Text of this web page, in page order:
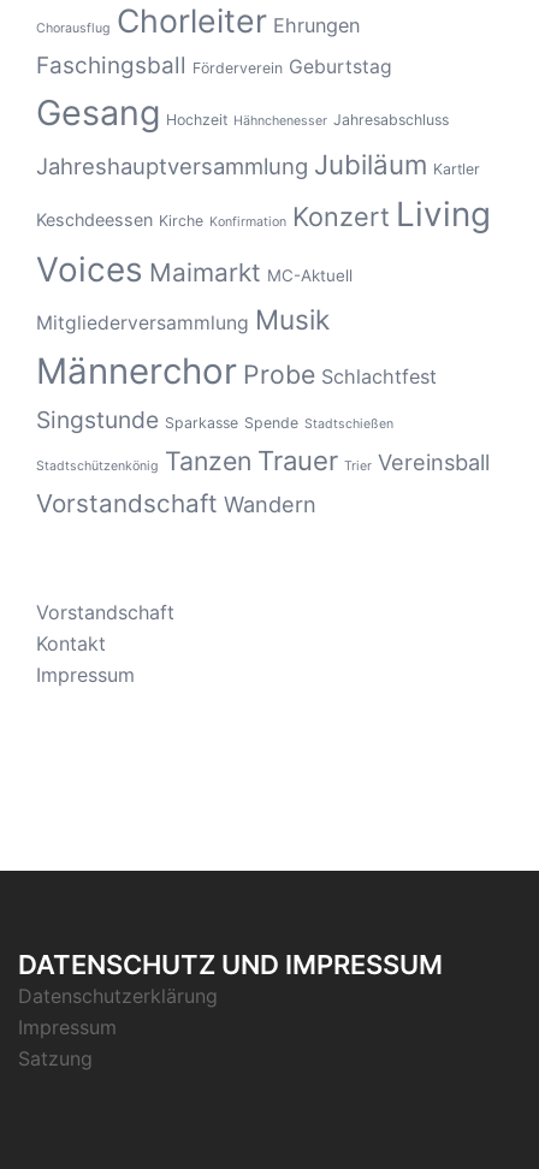
Chorausflug Chorleiter Ehrungen
Faschingsball Förderverein Geburtstag
Gesang Hochzeit Hähnchenesser Jahresabschluss
Jahreshauptversammlung Jubiläum Kartler
Keschdeessen Kirche Konfirmation Konzert Living
Voices Maimarkt MC-Aktuell
Mitgliederversammlung Musik
Männerchor Probe Schlachtfest
Singstunde Sparkasse Spende Stadtschießen
Stadtschützenkönig Tanzen Trauer Trier Vereinsball
Vorstandschaft Wandern
Vorstandschaft
Kontakt
Impressum
DATENSCHUTZ UND IMPRESSUM
Datenschutzerklärung
Impressum
Satzung